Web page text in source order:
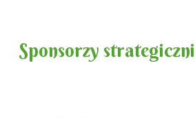
Sponsorzy strategiczni